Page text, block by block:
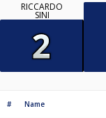
RICCARDO
SINI
# Name